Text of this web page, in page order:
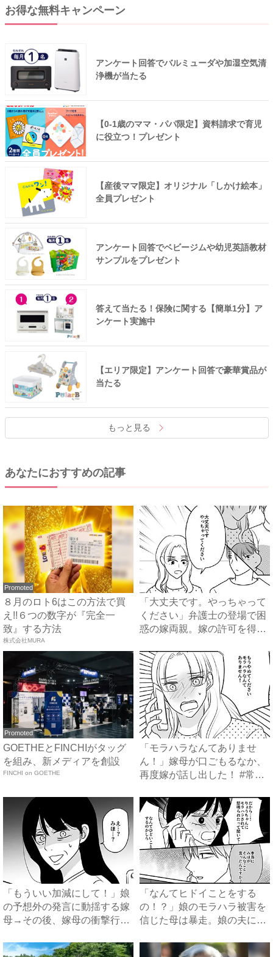
お得な無料キャンペーン
アンケート回答でバルミューダや加湿空気清
浄機が当たる
【0-1歳のママ・パパ限定】資料請求で育児
に役立つ！プレゼント
【産後ママ限定】オリジナル「しかけ絵本」
全員プレゼント
アンケート回答でベビージムや幼児英語教材
サンプルをプレゼント
答えて当たる！保険に関する【簡単1分】ア
ンケート実施中
【エリア限定】アンケート回答で豪華賞品が
当たる
もっと見る
あなたにおすすめの記事
Promoted
８月のロト6はこの方法で買
え!!６つの数字が『完全一
致』する方法
株式会社MURA
「大丈夫です。やっちゃって
ください」弁護士の登場で困
惑の嫁両親。嫁の許可を得た
Promoted
GOETHEとFINCHIがタッグ
を組み、新メディアを創設
FINCHI on GOETHE
「モラハラなんてありませ
ん！」嫁母が口ごもるなか、
再度嫁が話し出した！ #常識
「もういい加減にして！」娘
の予想外の発言に動揺する嫁
母→その後、嫁母の衝撃行動
「なんてヒドイことをする
の！？」娘のモラハラ被害を
信じた母は暴走。娘の夫に電